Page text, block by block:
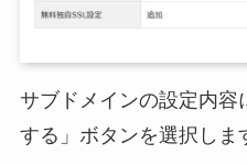
サブドメインの設定内容
する」ボタンを選択しま